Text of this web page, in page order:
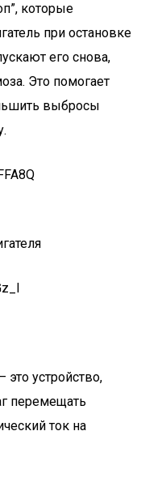
которые
при остановке
его снова,
Это помогает
выбросы
устройство,
перемещать
ток на